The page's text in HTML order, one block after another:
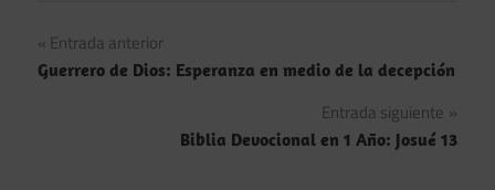
Navegación
de
Entrada anterior
Guerrero de Dios: Esperanza en medio de la decepción
Entrada siguiente
Biblia Devocional en 1 Año: Josué 13